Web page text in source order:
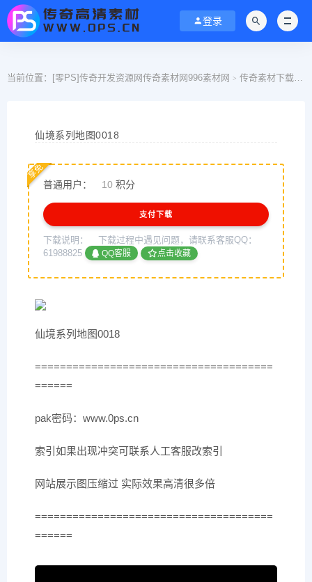
登录
当前位置： [零PS]传奇开发资源网传奇素材网996素材网 > 传奇素材下载
仙境系列地图0018
普通用户： 10 积分
享免
支付下载
下载说明：
下载过程中遇见问题，请联系客服QQ：
61988825
QQ客服 点击收藏
仙境系列地图0018
======================================
======
pak密码：www.0ps.cn
索引如果出现冲突可联系人工客服改索引
网站展示图压缩过 实际效果高清很多倍
======================================
======